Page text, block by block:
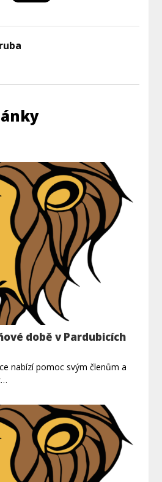
době v Pardubicích
nabízí pomoc svým členům a